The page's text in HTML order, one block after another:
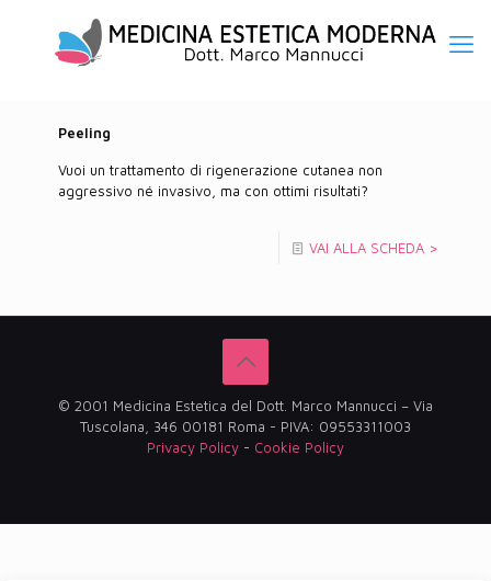
Peeling
Vuoi un trattamento di rigenerazione cutanea non
aggressivo né invasivo, ma con ottimi risultati?
VAI ALLA SCHEDA >
© 2001 Medicina Estetica del Dott. Marco Mannucci – Via
Tuscolana, 346 00181 Roma - PIVA: 09553311003
Privacy Policy - Cookie Policy